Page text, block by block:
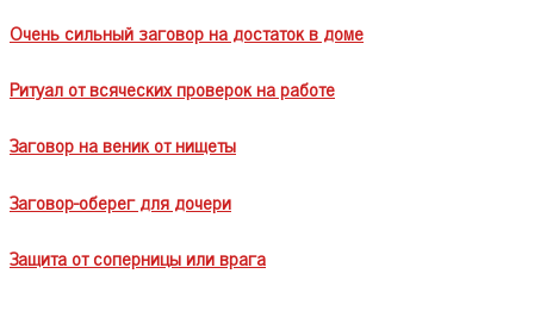
Очень сильный заговор на достаток в доме
Ритуал от всяческих проверок на работе
Заговор на веник от нищеты
Заговор-оберег для дочери
Защита от соперницы или врага